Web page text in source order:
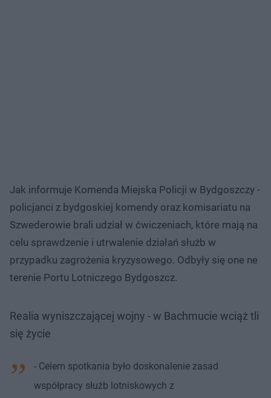
Jak informuje Komenda Miejska Policji w Bydgoszczy -
policjanci z bydgoskiej komendy oraz komisariatu na
Szwederowie brali udział w ćwiczeniach, które mają na
celu sprawdzenie i utrwalenie działań służb w
przypadku zagrożenia kryzysowego. Odbyły się one ne
terenie Portu Lotniczego Bydgoszcz.
Realia wyniszczającej wojny - w Bachmucie wciąż tli
się życie
- Celem spotkania było doskonalenie zasad
współpracy służb lotniskowych z